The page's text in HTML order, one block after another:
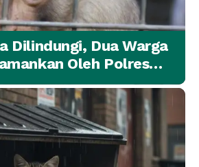
Dilindungi, Dua Warga
Oleh Polres